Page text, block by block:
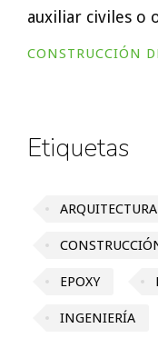
auxiliar civiles o
CONSTRUCCIÓN
Etiquetas
ARQUITECTURA
EPOXY
INGENIERÍA